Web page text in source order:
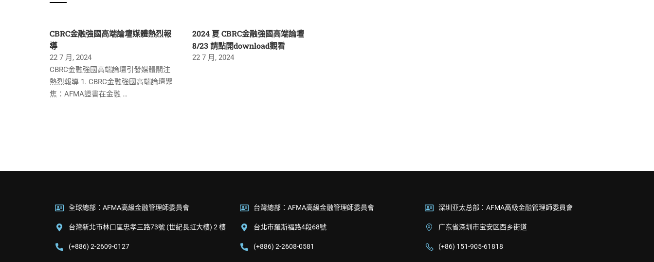
CBRC金融強國高端論壇媒體熱烈報
導
22 7 月, 2024
CBRC金融強國高端論壇引發媒體關注
熱烈報導 1. CBRC金融強國高端論壇聚
焦：AFMA證書在金融 …
2024 夏 CBRC金融強國高端論壇
8/23 請點開download觀看
22 7 月, 2024
全球總部：AFMA高級金融管理師委員會
台灣新北市林口區忠孝三路73號 (世紀長虹大樓) 2 樓
(+886) 2-2609-0127
台灣總部：AFMA高級金融管理師委員會
台北市羅斯福路4段68號
(+886) 2-2608-0581
深圳亚太总部：AFMA高級金融管理師委員會
广东省深圳市宝安区西乡街道
(+86) 151-905-61818